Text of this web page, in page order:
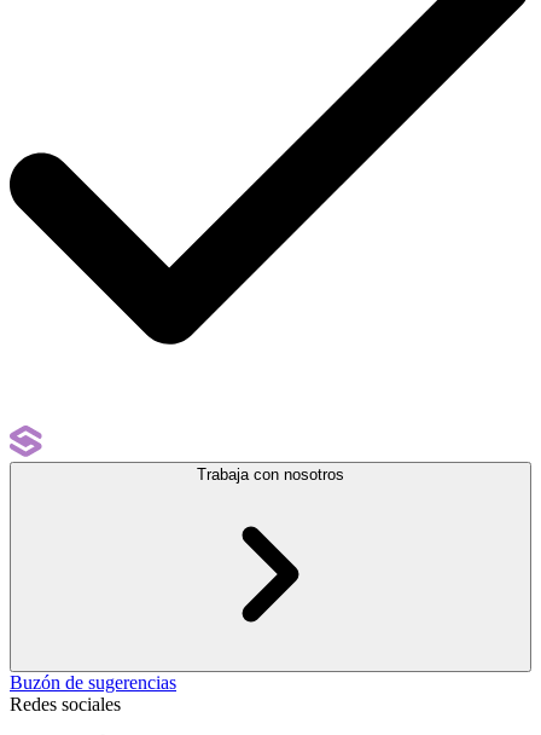
Trabaja con nosotros
Buzón de sugerencias
Redes sociales